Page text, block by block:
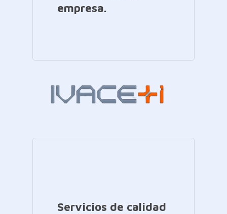
empresa.
Servicios de calidad